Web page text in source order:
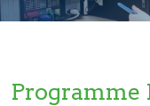
Programme